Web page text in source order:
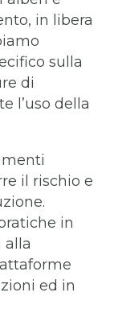
in libera
sulla
di
l’uso della
il rischio e
in
alla
ed in